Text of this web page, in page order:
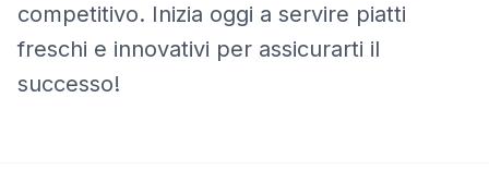
competitivo. Inizia oggi a servire piatti
freschi e innovativi per assicurarti il
successo!